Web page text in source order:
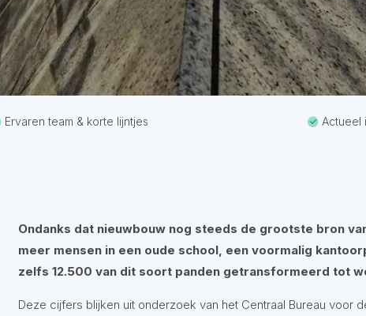
Ervaren team & korte lijntjes Actueel
Ondanks dat nieuwbouw nog steeds de grootste bron
meer mensen in een oude school, een voormalig
zelfs 12.500 van dit soort panden getransformeerd tot
Deze cijfers blijken uit onderzoek van het Centraal Bureau voor